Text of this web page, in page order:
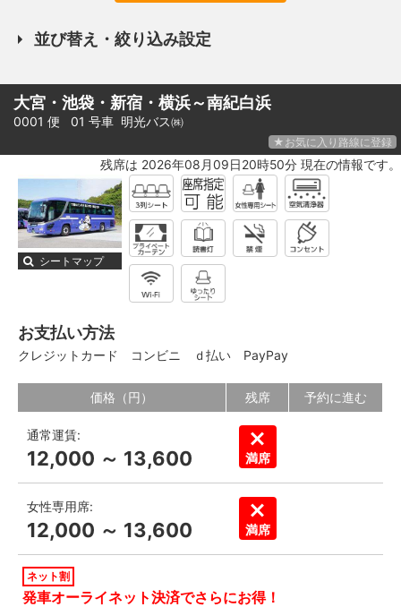
並び替え・絞り込み設定
大宮・池袋・新宿・横浜～南紀白浜
0001 便 01 号車 明光バス㈱
★お気に入り路線に登録
残席は 2026年08月09日20時50分 現在の情報です。
シートマップ
お支払い方法
クレジットカード コンビニ ｄ払い PayPay
価格（円） 残席 予約に進む
通常運賃:
12,000 ～ 13,600 満席
女性専用席:
12,000 ～ 13,600 満席
ネット割
発車オーライネット決済でさらにお得！